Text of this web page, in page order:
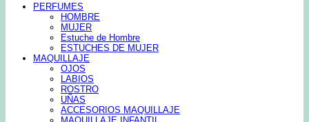
PERFUMES
HOMBRE
MUJER
Estuche de Hombre
ESTUCHES DE MUJER
MAQUILLAJE
OJOS
LABIOS
ROSTRO
UÑAS
ACCESORIOS MAQUILLAJE